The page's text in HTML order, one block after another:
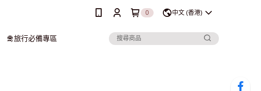
0 中文 (香港)
🛅旅行必備專區